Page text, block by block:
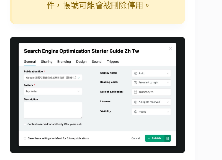
件，帳號可能會被刪除停用。